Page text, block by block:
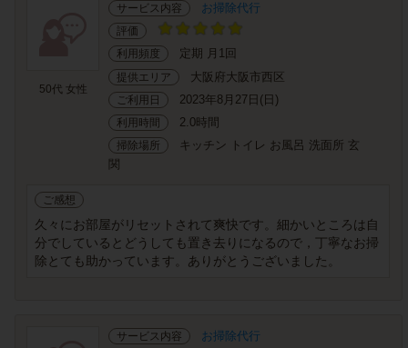
50代 女性
サービス内容 お掃除代行
評価
利用頻度
定期 月1回
提供エリア 大阪府大阪市西区
ご利用日 2023年8月27日(日)
利用時間 2.0時間
掃除場所
キッチン トイレ お風呂 洗面所 玄
関
ご感想
久々にお部屋がリセットされて爽快です。細かいところは自
分でしているとどうしても置き去りになるので，丁寧なお掃
除とても助かっています。ありがとうございました。
サービス内容 お掃除代行